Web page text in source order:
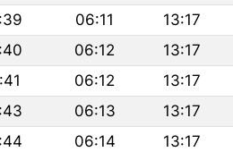
06:11 13:17
06:12 13:17
06:12 13:17
06:13 13:17
06:14 13:17